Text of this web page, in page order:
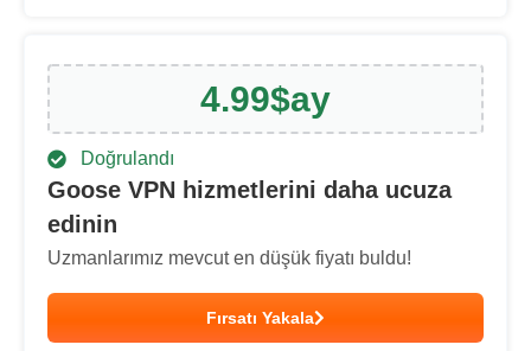
4.99$ay
Doğrulandı
Goose VPN hizmetlerini daha ucuza
edinin
Uzmanlarımız mevcut en düşük fiyatı buldu!
Fırsatı Yakala